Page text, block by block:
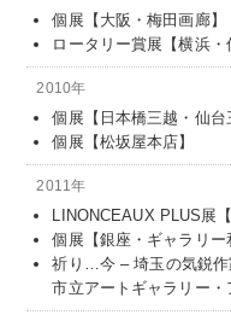
個展【大阪・梅田画廊】
ロータリー賞展【横浜・
2010年
個展【日本橋三越・仙台
個展【松坂屋本店】
2011年
LINONCEAUX PLUS展
個展【銀座・ギャラリー
祈り…今 – 埼玉の気鋭
市立アートギャラリー・